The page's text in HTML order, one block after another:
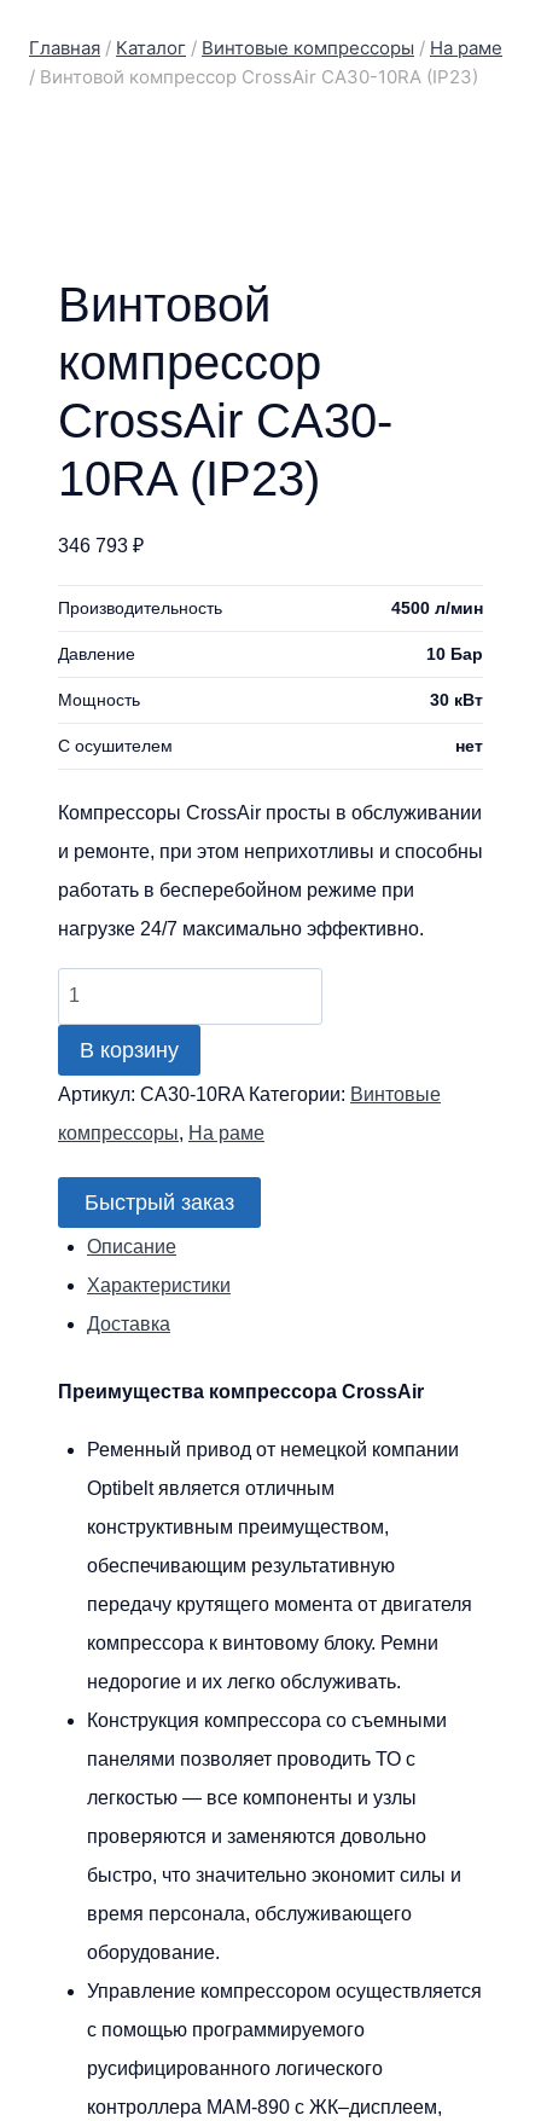
Главная / Каталог / Винтовые компрессоры / На раме
/ Винтовой компрессор CrossAir CA30-10RA (IP23)
Винтовой
компрессор
CrossAir CA30-
10RA (IP23)
346 793 ₽
Производительность 4500 л/мин
Давление 10 Бар
Мощность 30 кВт
С осушителем нет
Компрессоры CrossAir просты в обслуживании
и ремонте, при этом неприхотливы и способны
работать в бесперебойном режиме при
нагрузке 24/7 максимально эффективно.
Количество
товара
Винтовой
компрессор
CrossAir
CA30-
(IP23)
В корзину
Артикул: CA30-10RA Категории: Винтовые
компрессоры, На раме
Быстрый заказ
Описание
Характеристики
Доставка
Преимущества компрессора CrossAir
Ременный привод от немецкой компании
Optibelt является отличным
конструктивным преимуществом,
обеспечивающим результативную
передачу крутящего момента от двигателя
компрессора к винтовому блоку. Ремни
недорогие и их легко обслуживать.
Конструкция компрессора со съемными
панелями позволяет проводить ТО с
легкостью — все компоненты и узлы
проверяются и заменяются довольно
быстро, что значительно экономит силы и
время персонала, обслуживающего
оборудование.
Управление компрессором осуществляется
с помощью программируемого
русифицированного логического
контроллера MAM-890 с ЖК–дисплеем,